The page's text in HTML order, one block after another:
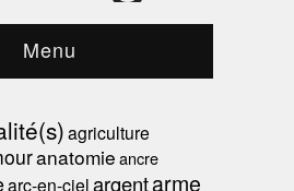
Menu
agriculture
anatomieancre
arc-en-cielargentarme